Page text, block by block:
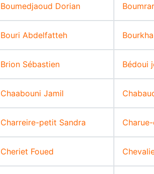
Boumedjaoud Dorian
Bouri Abdelfatteh
Brion Sébastien Bédoui
Chaabouni Jamil
Charreire-petit Sandra
Cheriet Foued